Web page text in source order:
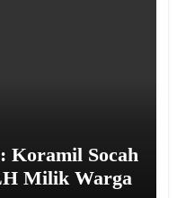
Socah
Milik Warga